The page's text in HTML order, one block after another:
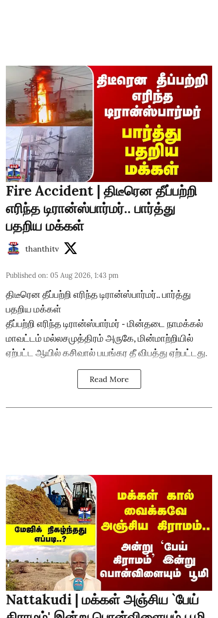
Fire Accident | திடீரென தீப்பற்றி
எரிந்த டிரான்ஸ்பார்மர்.. பார்த்து
பதறிய மக்கள்
thanthitv
Published on: 05 Aug 2026, 1:43 pm
திடீரென தீப்பற்றி எரிந்த டிரான்ஸ்பார்மர்.. பார்த்து
பதறிய மக்கள்
தீப்பற்றி எரிந்த டிரான்ஸ்பார்மர் - மின்தடை நாமக்கல்
மாவட்டம் மல்லசமுத்திரம் அருகே, மின்மாற்றியில்
ஏற்பட்ட ஆயில் கசிவால் பயங்கர தீ விபத்து ஏற்பட்டது.
Read More
Nattakudi | மக்கள் அஞ்சிய `பேய்